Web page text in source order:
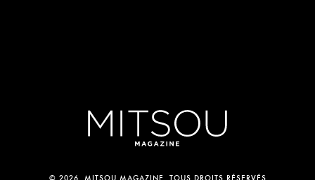
© 2026, MITSOU MAGAZINE. TOUS DROITS RÉSERVÉS